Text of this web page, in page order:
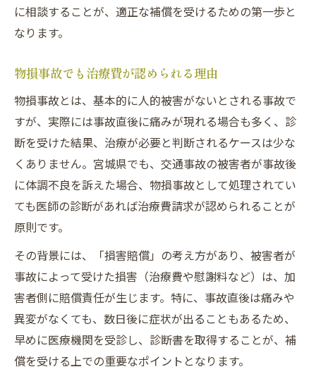
に相談することが、適正な補償を受けるための第一歩と
なります。
物損事故でも治療費が認められる理由
物損事故とは、基本的に人的被害がないとされる事故で
すが、実際には事故直後に痛みが現れる場合も多く、診
断を受けた結果、治療が必要と判断されるケースは少な
くありません。宮城県でも、交通事故の被害者が事故後
に体調不良を訴えた場合、物損事故として処理されてい
ても医師の診断があれば治療費請求が認められることが
原則です。
その背景には、「損害賠償」の考え方があり、被害者が
事故によって受けた損害（治療費や慰謝料など）は、加
害者側に賠償責任が生じます。特に、事故直後は痛みや
異変がなくても、数日後に症状が出ることもあるため、
早めに医療機関を受診し、診断書を取得することが、補
償を受ける上での重要なポイントとなります。